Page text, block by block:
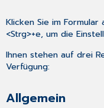
Speicherung
Klicken Sie im Formular
<Strg>+e, um die
Ihnen stehen auf drei
Verfügung:
Allgemein